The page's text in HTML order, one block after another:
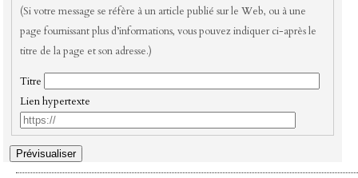
(Si votre message se réfère à un article publié sur le Web, ou à une
page fournissant plus d’informations, vous pouvez indiquer ci-après le
titre de la page et son adresse.)
Titre
Lien hypertexte